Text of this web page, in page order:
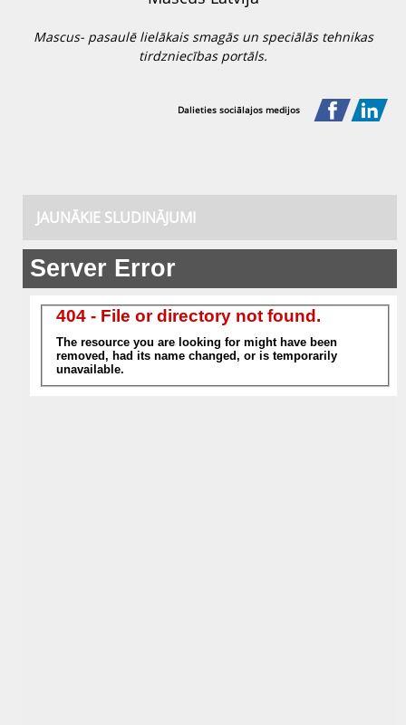
Mascus- pasaulē lielākais smagās un speciālās tehnikas
tirdzniecības portāls.
Dalieties sociālajos medijos
JAUNĀKIE SLUDINĀJUMI